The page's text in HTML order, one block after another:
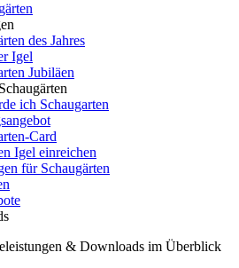
des Jahres
Igel
Jubiläen
ich Schaugarten
Card
Igel einreichen
für Schaugärten
& Downloads im Überblick